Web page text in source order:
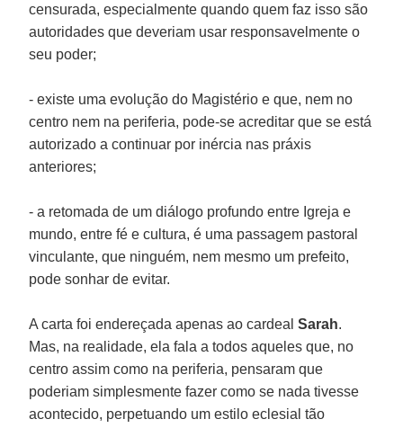
censurada, especialmente quando quem faz isso são
autoridades que deveriam usar responsavelmente o
seu poder;
- existe uma evolução do Magistério e que, nem no
centro nem na periferia, pode-se acreditar que se está
autorizado a continuar por inércia nas práxis
anteriores;
- a retomada de um diálogo profundo entre Igreja e
mundo, entre fé e cultura, é uma passagem pastoral
vinculante, que ninguém, nem mesmo um prefeito,
pode sonhar de evitar.
A carta foi endereçada apenas ao cardealSarah.
Mas, na realidade, ela fala a todos aqueles que, no
centro assim como na periferia, pensaram que
poderiam simplesmente fazer como se nada tivesse
acontecido, perpetuando um estilo eclesial tão